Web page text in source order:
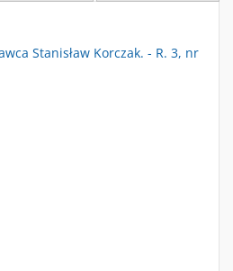
Stanisław Korczak. - R. 3, nr